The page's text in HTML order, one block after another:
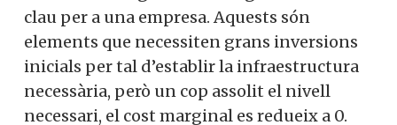
clau per a una empresa. Aquests són
elements que necessiten grans inversions
inicials per tal d’establir la infraestructura
necessària, però un cop assolit el nivell
necessari, el cost marginal es redueix a 0.